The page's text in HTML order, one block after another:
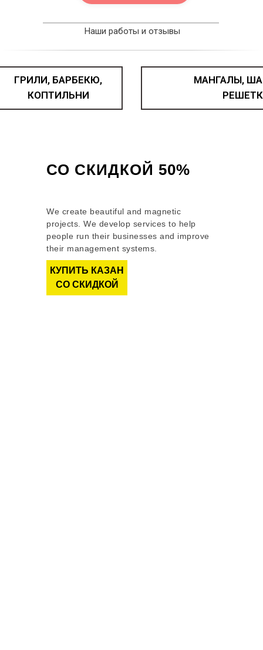
Наши работы и отзывы
Как получить скидку?
ГРИЛИ, БАРБЕКЮ,
КОПТИЛЬНИ
МАНГАЛЫ,
СО СКИДКОЙ 50%
We create beautiful and magnetic
projects. We develop services to help
people run their businesses and improve
their management systems.
КУПИТЬ КАЗАН
СО СКИДКОЙ